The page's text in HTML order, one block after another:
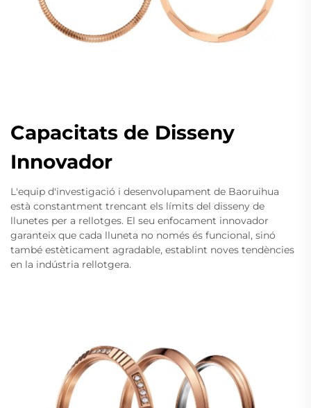
Capacitats de Disseny
Innovador
L'equip d'investigació i desenvolupament de Baoruihua
està constantment trencant els límits del disseny de
llunetes per a rellotges. El seu enfocament innovador
garanteix que cada lluneta no només és funcional, sinó
també estèticament agradable, establint noves tendències
en la indústria rellotgera.